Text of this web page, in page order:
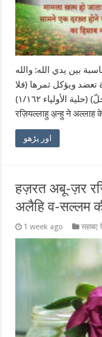
بين يدي الله: والله
ويؤكل ثمرها (فلا
أحاسب على أعمالي بين يدي الله عزّ وجلّ) (حلية الأولياء ١/١٦٢) हज़रत अबू-ज़र
रज़ियल्लाहु अ़न्हु ने अल्लाह
اور پڑھو
हज़रत अबू-ज़र
अलैहि व-सल्लम
1 week ago सहाबए